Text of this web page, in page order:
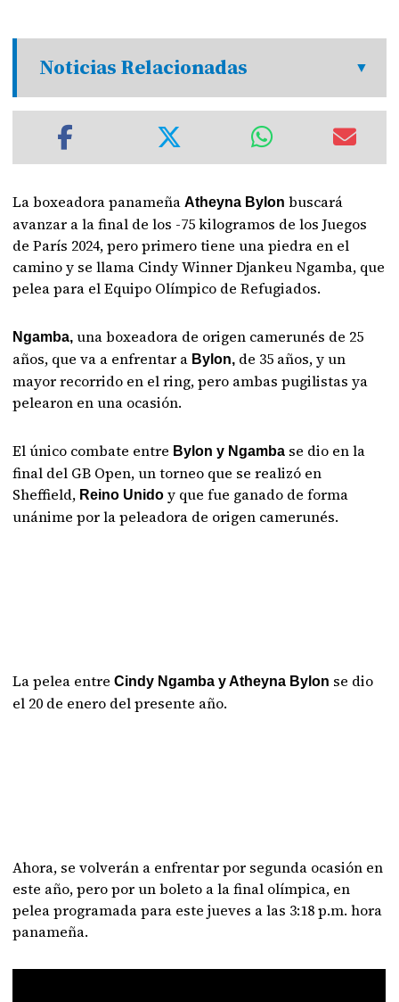
Noticias Relacionadas
La boxeadora panameñaAtheyna Bylonbuscará
avanzar a la final de los -75 kilogramos de los Juegos
de París 2024, pero primero tiene una piedra en el
camino y se llama Cindy Winner Djankeu Ngamba, que
pelea para el Equipo Olímpico de Refugiados.
Ngamba, una boxeadora de origen camerunés de 25
años, que va a enfrentar a Bylon, de 35 años, y un
mayor recorrido en el ring, pero ambas pugilistas ya
pelearon en una ocasión.
El único combate entre Bylon y Ngamba se dio en la
final del GB Open, un torneo que se realizó en
Sheffield, Reino Unidoy que fue ganado de forma
unánime por la peleadora de origen camerunés.
La pelea entreCindy Ngamba y Atheyna Bylon se dio
el 20 de enero del presente año.
Ahora, se volverán a enfrentar por segunda ocasión en
este año, pero por un boleto a la final olímpica, en
pelea programada para este jueves a las 3:18 p.m. hora
panameña.